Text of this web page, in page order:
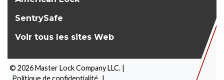
SentrySafe
Voir tous les sites Web
© 2026Master Lock Company LLC. |